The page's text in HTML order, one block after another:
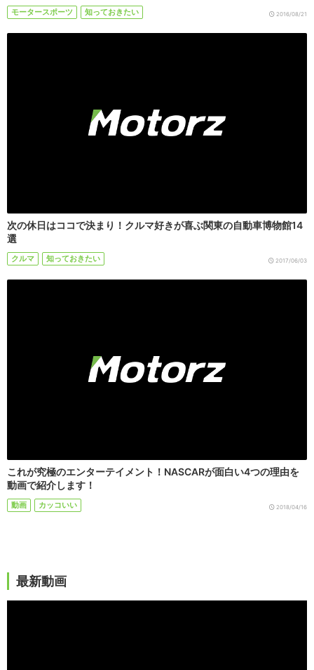
モータースポーツ 知っておきたい 2016/08/21
次の休日はココで決まり！クルマ好きが喜ぶ関東の自動車博物館14
選
クルマ 知っておきたい 2017/06/03
これが究極のエンターテイメント！NASCARが面白い4つの理由を
動画で紹介します！
動画 カッコいい 2018/04/16
最新動画